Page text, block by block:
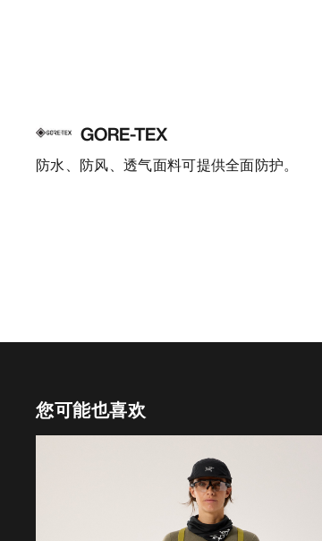
GORE-TEX
防水、防风、透气面料可提供全面防护。
您可能也喜欢